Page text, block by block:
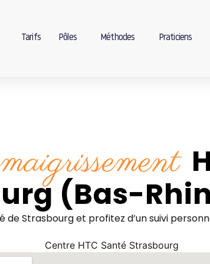
Tarifs Pôles Méthodes Praticiens
(Bas-
de Strasbourg et profitez d’un suivi